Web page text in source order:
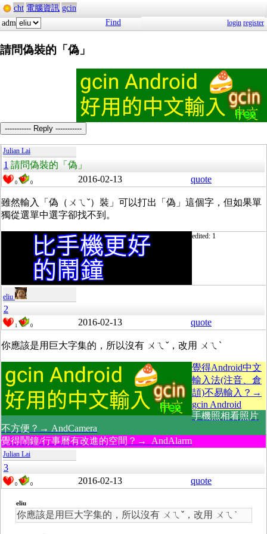
cht 電腦資訊 gcin
adm
Find login register
請問偽裝的「偽」
----------- Reply -----------
Julian Lai
1 請問偽裝的「偽」
0 0 2016-02-13 quote
雖然輸入「偽（ㄨㄟˇ）裝」可以打出「偽」這個字，但如果單
獨從選單中選字卻找不到。
edited: 1
eliu
2
1 0 2016-02-13 quote
你應該是用巨大字集的，所以沒有 ㄨㄟˇ，改用 ㄨㄟˋ
覺得Android中文
輸入法(注音、倉
頡)不易輸入？→
gcin Android
手機照相看照片
不方便？→ AndCamera
覺得鬧鐘/行事曆有改進的空間？→ AndAlarm
Julian Lai
3
0 0 2016-02-13 quote
eliu
你應該是用巨大字集的，所以沒有 ㄨㄟˇ，改用 ㄨㄟˋ